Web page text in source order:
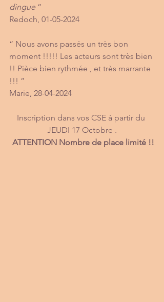
dingue ”
Redoch, 01-05-2024
“ Nous avons passés un très bon
moment !!!!! Les acteurs sont très bien
!! Pièce bien rythmée , et très marrante
!!! ”
Marie, 28-04-2024
Inscription dans vos CSE à partir du
JEUDI 17 Octobre .
ATTENTION Nombre de place limité !!